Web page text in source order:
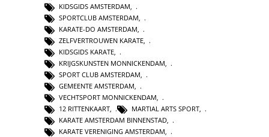
KIDSGIDS AMSTERDAM
SPORTCLUB AMSTERDAM
KARATE-DO AMSTERDAM
ZELFVERTROUWEN KARATE
KIDSGIDS KARATE
KRIJGSKUNSTEN MONNICKENDAM,
SPORT CLUB AMSTERDAM,
GEMEENTE AMSTERDAM,
VECHTSPORT MONNICKENDAM,
12 RITTENKAART, MARTIAL ARTS SPORT,
KARATE AMSTERDAM BINNENSTAD,
KARATE VERENIGING AMSTERDAM,